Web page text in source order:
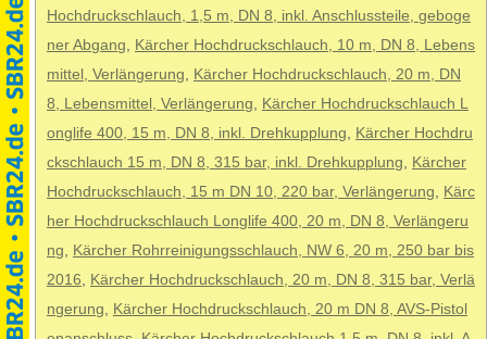
Hochdruckschlauch, 1,5 m, DN 8, inkl. Anschlussteile, geboge
ner Abgang, Kärcher Hochdruckschlauch, 10 m, DN 8, Lebens
mittel, Verlängerung, Kärcher Hochdruckschlauch, 20 m, DN
8, Lebensmittel, Verlängerung, Kärcher Hochdruckschlauch L
onglife 400, 15 m, DN 8, inkl. Drehkupplung, Kärcher Hochdru
ckschlauch 15 m, DN 8, 315 bar, inkl. Drehkupplung, Kärcher
Hochdruckschlauch, 15 m DN 10, 220 bar, Verlängerung, Kärc
her Hochdruckschlauch Longlife 400, 20 m, DN 8, Verlängeru
ng, Kärcher Rohrreinigungsschlauch, NW 6, 20 m, 250 bar bis
2016, Kärcher Hochdruckschlauch, 20 m, DN 8, 315 bar, Verlä
ngerung, Kärcher Hochdruckschlauch, 20 m DN 8, AVS-Pistol